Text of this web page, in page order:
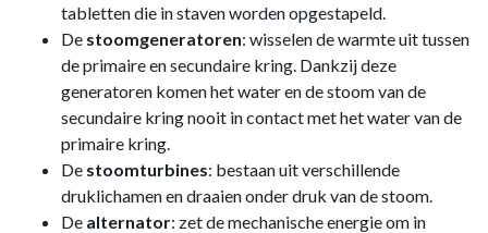
tabletten die in staven worden opgestapeld.
De stoomgeneratoren: wisselen de warmte uit tussen
de primaire en secundaire kring. Dankzij deze
generatoren komen het water en de stoom van de
secundaire kring nooit in contact met het water van de
primaire kring.
De stoomturbines: bestaan uit verschillende
druklichamen en draaien onder druk van de stoom.
De alternator: zet de mechanische energie om in